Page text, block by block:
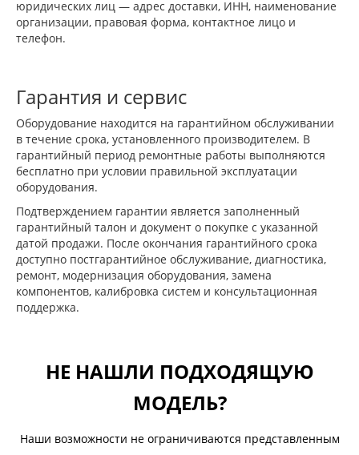
юридических лиц — адрес доставки, ИНН, наименование
организации, правовая форма, контактное лицо и
телефон.
Гарантия и сервис
Оборудование находится на гарантийном обслуживании
в течение срока, установленного производителем. В
гарантийный период ремонтные работы выполняются
бесплатно при условии правильной эксплуатации
оборудования.
Подтверждением гарантии является заполненный
гарантийный талон и документ о покупке с указанной
датой продажи. После окончания гарантийного срока
доступно постгарантийное обслуживание, диагностика,
ремонт, модернизация оборудования, замена
компонентов, калибровка систем и консультационная
поддержка.
НЕ НАШЛИ ПОДХОДЯЩУЮ
МОДЕЛЬ?
Наши возможности не ограничиваются представленным